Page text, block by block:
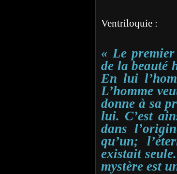
Ventriloquie :
« Le
de la beauté
En lui
L’homme
donne à sa
lui. C’est
dans
qu’un;
existait
mystère est